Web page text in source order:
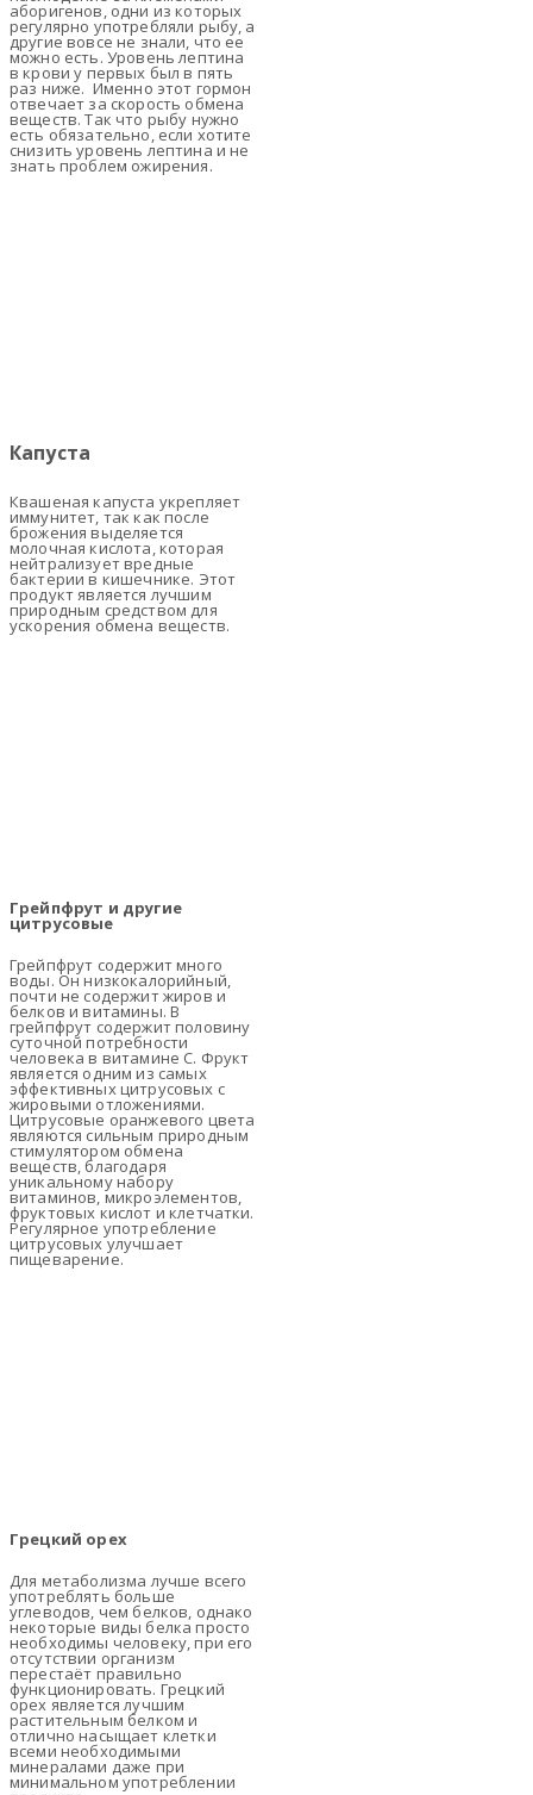
аборигенов, одни из которых
регулярно употребляли рыбу, а
другие вовсе не знали, что ее
можно есть. Уровень лептина
в крови у первых был в пять
раз ниже. Именно этот гормон
отвечает за скорость обмена
веществ. Так что рыбу нужно
есть обязательно, если хотите
снизить уровень лептина и не
знать проблем ожирения.
Капуста
Квашеная капуста укрепляет
иммунитет, так как после
брожения выделяется
молочная кислота, которая
нейтрализует вредные
бактерии в кишечнике. Этот
продукт является лучшим
природным средством для
ускорения обмена веществ.
Грейпфрут и другие
цитрусовые
Грейпфрут содержит много
воды. Он низкокалорийный,
почти не содержит жиров и
белков и витамины. В
грейпфрут содержит половину
суточной потребности
человека в витамине С. Фрукт
является одним из самых
эффективных цитрусовых с
жировыми отложениями.
Цитрусовые оранжевого цвета
являются сильным природным
стимулятором обмена
веществ, благодаря
уникальному набору
витаминов, микроэлементов,
фруктовых кислот и клетчатки.
Регулярное употребление
цитрусовых улучшает
пищеварение.
Грецкий орех
Для метаболизма лучше всего
употреблять больше
углеводов, чем белков, однако
некоторые виды белка просто
необходимы человеку, при его
отсутствии организм
перестаёт правильно
функционировать. Грецкий
орех является лучшим
растительным белком и
отлично насыщает клетки
всеми необходимыми
минералами даже при
минимальном употреблении